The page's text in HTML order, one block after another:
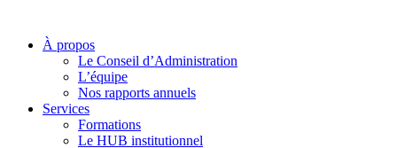
À propos
Le Conseil d’Administration
L’équipe
Nos rapports annuels
Services
Formations
Le HUB institutionnel